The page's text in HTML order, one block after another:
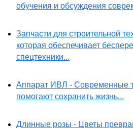
обучения и обсуждения
Запчасти для строительной
которая обеспечивает
спецтехники...
Аппарат ИВЛ - Современные
помогают сохранить жизнь...
Длинные розы - Цветы